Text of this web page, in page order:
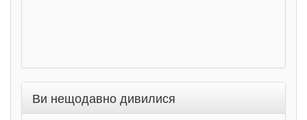
Ви нещодавно дивилися